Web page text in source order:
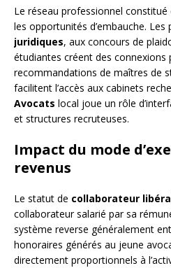
Le réseau professionnel
les opportunités d’embauche.
juridiques, aux concours de
étudiantes créent des connexions
recommandations de maîtres de
facilitent l’accès aux cabinets
Avocats local joue un rôle
et structures recruteuses.
Impact du mode
revenus
Le statut de collaborateur
collaborateur salarié par sa
système reverse généralement
honoraires générés au jeune
directement proportionnels à